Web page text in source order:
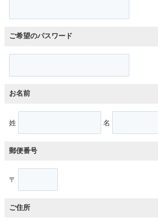
ご希望のパスワード
お名前
姓 名
郵便番号
〒
ご住所